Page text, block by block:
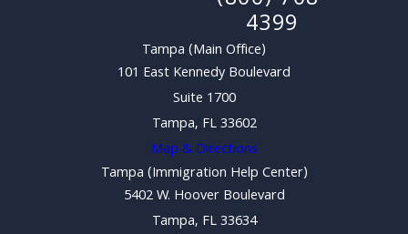
4399
Tampa (Main Office)
101 East Kennedy Boulevard
Suite 1700
Tampa, FL 33602
Map & Directions
Tampa (Immigration Help Center)
5402 W. Hoover Boulevard
Tampa, FL 33634